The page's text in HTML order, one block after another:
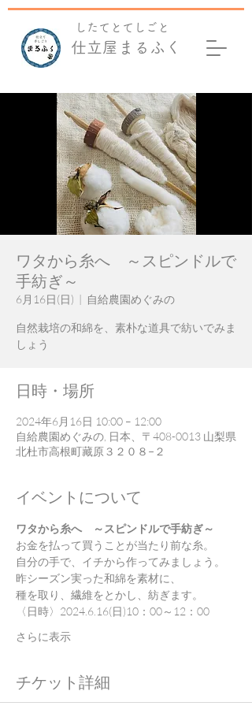
仕立屋まるふく
​したてとてしごと
ワタから糸へ ～スピンドルで
手紡ぎ～
6月16日(日)
  |
自給農園めぐみの
自然栽培の和綿を、素朴な道具で紡いでみま
しょう
日時・場所
2024年6月16日 10:00 – 12:00
自給農園めぐみの, 日本、〒408-0013 山梨県
北杜市高根町藏原３２０８−２
イベントについて
ワタから糸へ　～スピンドルで手紡ぎ～
お金を払って買うことが当たり前な糸。
自分の手で、イチから作ってみましょう。
昨シーズン実った和綿を素材に、
種を取り、繊維をとかし、紡ぎます。
〈日時〉2024.6.16(日)10：00～12：00
さらに表示
チケット詳細